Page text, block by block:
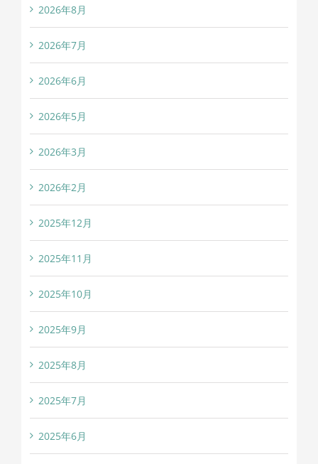
2026年8月
2026年7月
2026年6月
2026年5月
2026年3月
2026年2月
2025年12月
2025年11月
2025年10月
2025年9月
2025年8月
2025年7月
2025年6月